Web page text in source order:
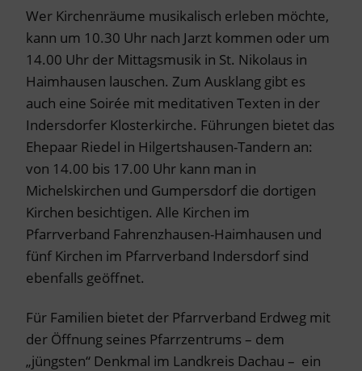
Wer Kirchenräume musikalisch erleben möchte,
kann um 10.30 Uhr nach Jarzt kommen oder um
14.00 Uhr der Mittagsmusik in St. Nikolaus in
Haimhausen lauschen. Zum Ausklang gibt es
auch eine Soirée mit meditativen Texten in der
Indersdorfer Klosterkirche. Führungen bietet das
Ehepaar Riedel in Hilgertshausen-Tandern an:
von 14.00 bis 17.00 Uhr kann man in
Michelskirchen und Gumpersdorf die dortigen
Kirchen besichtigen. Alle Kirchen im
Pfarrverband Fahrenzhausen-Haimhausen und
fünf Kirchen im Pfarrverband Indersdorf sind
ebenfalls geöffnet.
Für Familien bietet der Pfarrverband Erdweg mit
der Öffnung seines Pfarrzentrums – dem
„jüngsten“ Denkmal im Landkreis Dachau – ein